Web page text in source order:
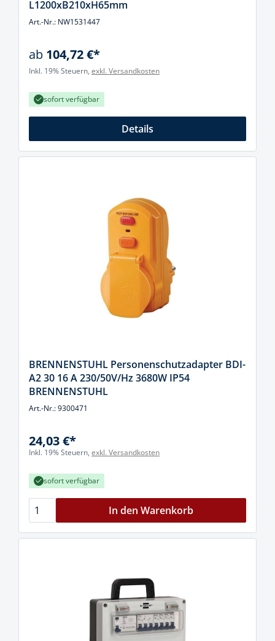
L1200xB210xH65mm
Art.-Nr.: NW1531447
ab 104,72 €*
Inkl. 19% Steuern, exkl. Versandkosten
sofort verfügbar
Details
BRENNENSTUHL Personenschutzadapter BDI-
A2 30 16 A 230/50V/Hz 3680W IP54
BRENNENSTUHL
Art.-Nr.: 9300471
24,03 €*
Inkl. 19% Steuern, exkl. Versandkosten
sofort verfügbar
In den Warenkorb